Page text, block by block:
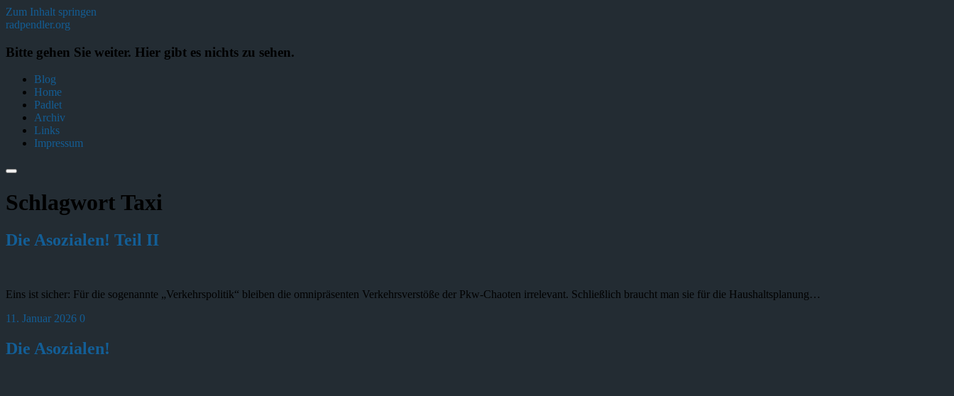
Zum Inhalt springen
radpendler.org
Bitte gehen Sie weiter. Hier gibt es nichts zu sehen.
Blog
Home
Padlet
Archiv
Links
Impressum
SchlagwortTaxi
Die Asozialen! Teil II
Eins ist sicher: Für die sogenannte „Verkehrspolitik“ bleiben die omnipräsenten Verkehrsverstöße der Pkw-Chaoten irrelevant. Schließlich braucht man sie für die Haushaltsplanung…
11. Januar 2026 0
Die Asozialen!